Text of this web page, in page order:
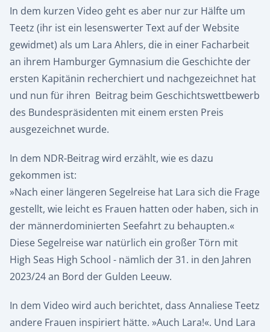
In dem kurzen Video geht es aber nur zur Hälfte um
Teetz (ihr ist ein lesenswerter Text auf der Website
gewidmet) als um Lara Ahlers, die in einer Facharbeit
an ihrem Hamburger Gymnasium die Geschichte der
ersten Kapitänin recherchiert und nachgezeichnet hat
und nun für ihren Beitrag beim Geschichtswettbewerb
des Bundespräsidenten mit einem ersten Preis
ausgezeichnet wurde.
In dem NDR-Beitrag wird erzählt, wie es dazu
gekommen ist:
»Nach einer längeren Segelreise hat Lara sich die Frage
gestellt, wie leicht es Frauen hatten oder haben, sich in
der männerdominierten Seefahrt zu behaupten.«
Diese Segelreise war natürlich ein großer Törn mit
High Seas High School - nämlich der 31. in den Jahren
2023/24 an Bord der Gulden Leeuw.
In dem Video wird auch berichtet, dass Annaliese Teetz
andere Frauen inspiriert hätte. »Auch Lara!«. Und Lara